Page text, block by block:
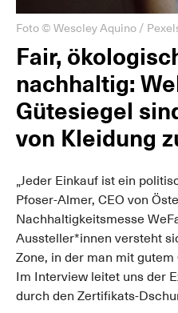
Foto © Wescley Aquino /
Fair,
nachhaltig:
Gütesiegel
von Kleidung
„Jeder Einkauf ist ein
Pfoser-Almer, CEO von
Nachhaltigkeitsmesse
Aussteller*innen versteht
Zone, in der man mit
Im Interview leitet uns der
durch den Zertifikats-